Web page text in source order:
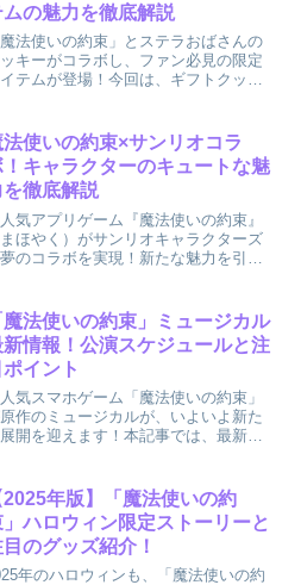
ムの魅力を徹底解説
魔法使いの約束」とステラおばさんの
キーがコラボし、ファン必見の限定
テムが登場！今回は、ギフトクッキ
説します。期間限定の特別な企画を
さないよう、ぜひ最後...
法使いの約束×サンリオコラ
！キャラクターのキュートな魅
を徹底解説
気アプリゲーム『魔法使いの約束』
まほやく）がサンリオキャラクターズ
のコラボを実現！新たな魅力を引き
の記事では、キャラクターたちがどの
にサンリオの世界観と...
魔法使いの約束」ミュージカル
新情報！公演スケジュールと注
ポイント
気スマホゲーム「魔法使いの約束」
作のミュージカルが、いよいよ新た
開を迎えます！本記事では、最新の
か、その全貌をチェックしましょう。
法使いの約束」の世界観...
2025年版】「魔法使いの約
」ハロウィン限定ストーリーと
のグッズ紹介！
年のハロウィンも、「魔法使いの約